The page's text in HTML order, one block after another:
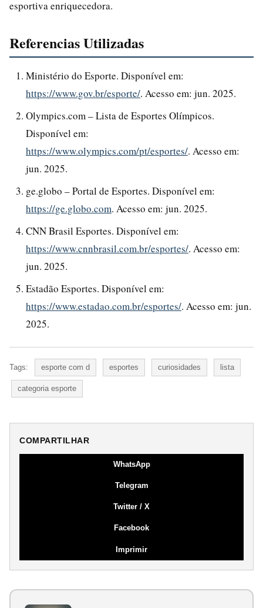
esportiva enriquecedora.
Referencias Utilizadas
Ministério do Esporte. Disponível em:
https://www.gov.br/esporte/. Acesso em: jun. 2025.
Olympics.com – Lista de Esportes Olímpicos.
Disponível em:
https://www.olympics.com/pt/esportes/. Acesso em:
jun. 2025.
ge.globo – Portal de Esportes. Disponível em:
https://ge.globo.com. Acesso em: jun. 2025.
CNN Brasil Esportes. Disponível em:
https://www.cnnbrasil.com.br/esportes/. Acesso em:
jun. 2025.
Estadão Esportes. Disponível em:
https://www.estadao.com.br/esportes/. Acesso em: jun.
2025.
Tags: esporte com d esportes curiosidades lista
categoria esporte
COMPARTILHAR
WhatsApp
Telegram
Twitter / X
Facebook
Imprimir